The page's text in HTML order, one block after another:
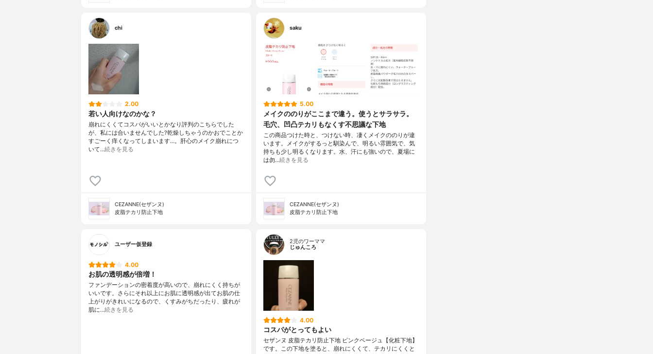
chi
2.00
若い人向けなのかな？
崩れにくくてコスパがいいとかなり評判のこちらでした
が、私には合いませんでした?乾燥しちゃうのかおでことか
すごーく痒くなってしまいます…。肝心のメイク崩れにつ
いて…続きを見る
CEZANNE(セザンヌ)
皮脂テカリ防止下地
saku
5.00
メイクののりがここまで違う。使うとサラサラ。
毛穴、凹凸テカリもなくす不思議な下地
この商品つけた時と、つけない時、凄くメイクののりが違
います。メイクがするっと馴染んで、明るい雰囲気で、気
持ちも少し明るくなります。水、汗にも強いので、夏場に
は勿…続きを見る
CEZANNE(セザンヌ)
皮脂テカリ防止下地
ユーザー仮登録
4.00
お肌の透明感が倍増！
ファンデーションの密着度が高いので、崩れにくく持ちが
いいです。さらにそれ以上にお肌に透明感が出てお肌の仕
上がりがきれいになるので、くすみがちだったり、疲れが
肌に…続きを見る
2児のワーママ
じゅんころ
4.00
コスパがとってもよい
セザンヌ 皮脂テカリ防止下地 ピンクベージュ【化粧下地】
です。この下地を塗ると、崩れにくくて、テカリにくくと